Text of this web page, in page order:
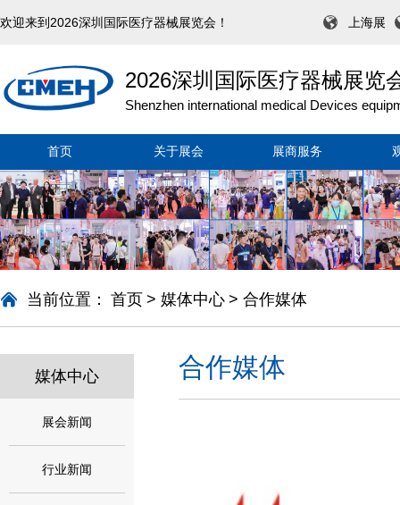
欢迎来到2026深圳国际医疗器械展览会！ 上海展
2026深圳国际医疗器械展览
Shenzhen international medical Devices
首页 关于展会 展商服务
当前位置： 首页 > 媒体中心 > 合作媒体
媒体中心
展会新闻
行业新闻
合作媒体